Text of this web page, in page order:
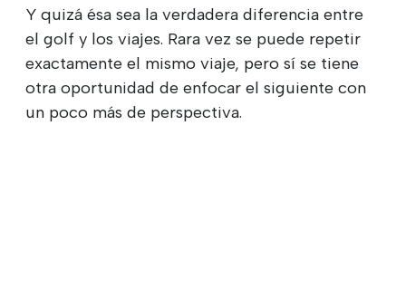
Y quizá ésa sea la verdadera diferencia entre
el golf y los viajes. Rara vez se puede repetir
exactamente el mismo viaje, pero sí se tiene
otra oportunidad de enfocar el siguiente con
un poco más de perspectiva.